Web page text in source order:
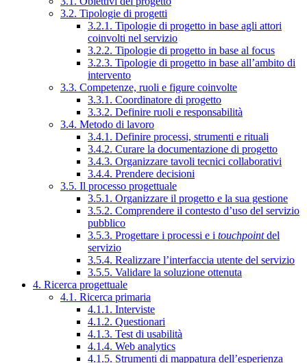
3.2. Tipologie di progetti
3.2.1. Tipologie di progetto in base agli attori
coinvolti nel servizio
3.2.2. Tipologie di progetto in base al focus
3.2.3. Tipologie di progetto in base all’ambito di
intervento
3.3. Competenze, ruoli e figure coinvolte
3.3.1. Coordinatore di progetto
3.3.2. Definire ruoli e responsabilità
3.4. Metodo di lavoro
3.4.1. Definire processi, strumenti e rituali
3.4.2. Curare la documentazione di progetto
3.4.3. Organizzare tavoli tecnici collaborativi
3.4.4. Prendere decisioni
3.5. Il processo progettuale
3.5.1. Organizzare il progetto e la sua gestione
3.5.2. Comprendere il contesto d’uso del servizio
pubblico
3.5.3. Progettare i processi e i touchpointdel
servizio
3.5.4. Realizzare l’interfaccia utente del servizio
3.5.5. Validare la soluzione ottenuta
4. Ricerca progettuale
4.1. Ricerca primaria
4.1.1. Interviste
4.1.2. Questionari
4.1.3. Test di usabilità
4.1.4. Web analytics
4.1.5. Strumenti di mappatura dell’esperienza